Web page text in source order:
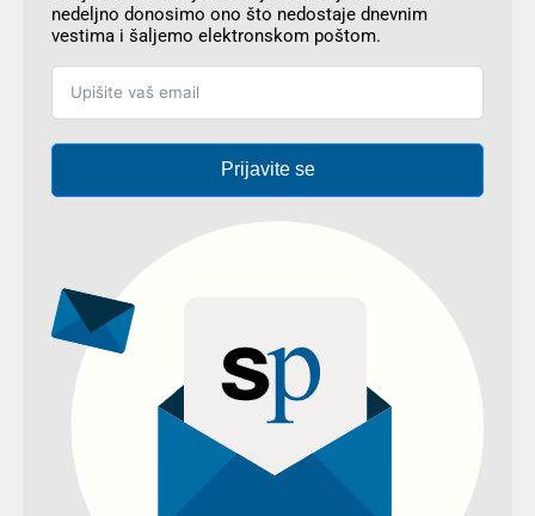
nedeljno donosimo ono što nedostaje dnevnim
vestima i šaljemo elektronskom poštom.
Prijavite se